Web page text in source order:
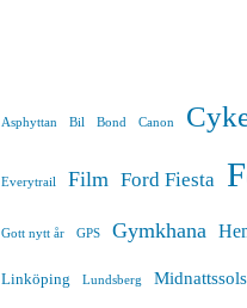
Asphyttan Bil Bond Canon
Everytrail Film Ford Fiesta
Gott nytt år GPS Gymkhana
Linköping Lundsberg